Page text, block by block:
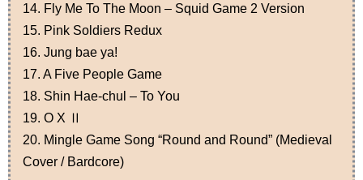
14. Fly Me To The Moon – Squid Game 2 Version
15. Pink Soldiers Redux
16. Jung bae ya!
17. A Five People Game
18. Shin Hae-chul – To You
19. O X Ⅱ
20. Mingle Game Song “Round and Round” (Medieval
Cover / Bardcore)